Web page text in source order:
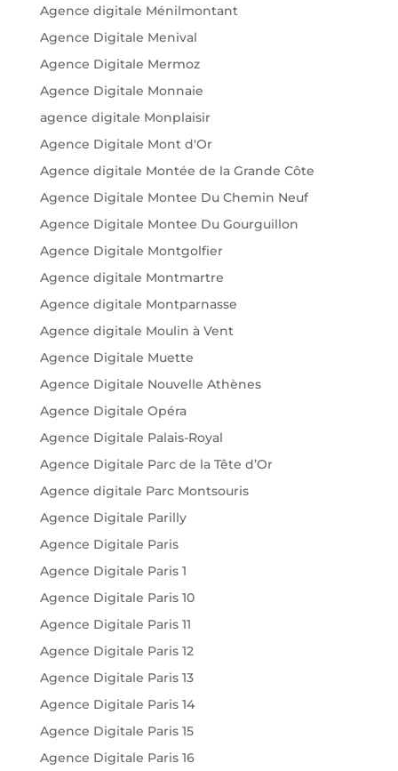
Agence digitale Ménilmontant
Agence Digitale Menival
Agence Digitale Mermoz
Agence Digitale Monnaie
agence digitale Monplaisir
Agence Digitale Mont d'Or
Agence digitale Montée de la Grande Côte
Agence Digitale Montee Du Chemin Neuf
Agence Digitale Montee Du Gourguillon
Agence Digitale Montgolfier
Agence digitale Montmartre
Agence digitale Montparnasse
Agence digitale Moulin à Vent
Agence Digitale Muette
Agence Digitale Nouvelle Athènes
Agence Digitale Opéra
Agence Digitale Palais-Royal
Agence Digitale Parc de la Tête d’Or
Agence digitale Parc Montsouris
Agence Digitale Parilly
Agence Digitale Paris
Agence Digitale Paris 1
Agence Digitale Paris 10
Agence Digitale Paris 11
Agence Digitale Paris 12
Agence Digitale Paris 13
Agence Digitale Paris 14
Agence Digitale Paris 15
Agence Digitale Paris 16